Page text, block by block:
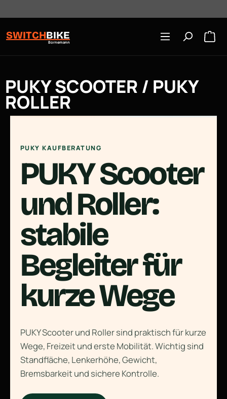
SWITCHBIKE
Bornemann
PUKY SCOOTER / PUKY
ROLLER
PUKY KAUFBERATUNG
PUKY Scooter
und Roller:
stabile
Begleiter für
kurze Wege
PUKY Scooter und Roller sind praktisch für kurze
Wege, Freizeit und erste Mobilität. Wichtig sind
Standfläche, Lenkerhöhe, Gewicht,
Bremsbarkeit und sichere Kontrolle.